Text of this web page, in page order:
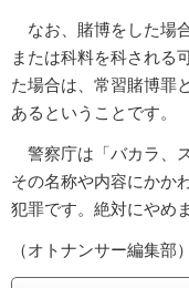
なお、賭博をした場
または科料を科される
た場合は、常習賭博罪
あるということです。
警察庁は「バカラ、
その名称や内容にかか
犯罪です。絶対にやめ
（オトナンサー編集部）